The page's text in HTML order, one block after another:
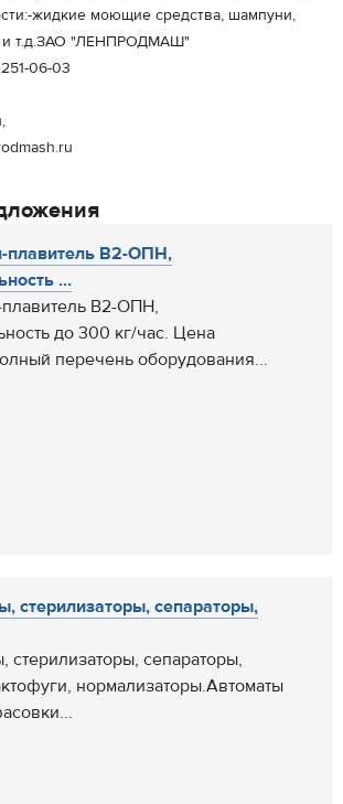
жидкие моющие средства, шампуни,
и т.д.ЗАО "ЛЕНПРОДМАШ"
251-06-03
плавитель В2-ОПН,
...
В2-ОПН,
до 300 кг/час. Цена
перечень оборудования...
стерилизаторы, сепараторы,
стерилизаторы, сепараторы,
нормализаторы.Автоматы